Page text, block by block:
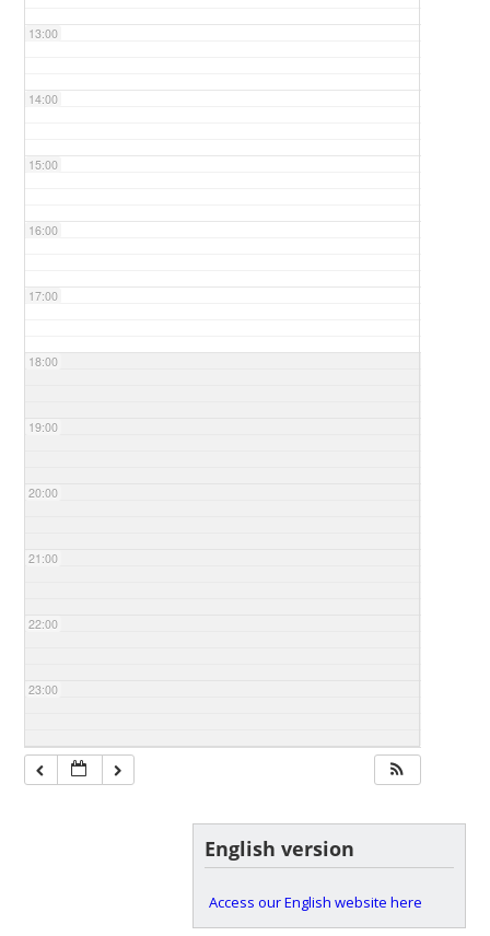
13:00
14:00
15:00
16:00
17:00
18:00
19:00
20:00
21:00
22:00
23:00
English version
Access our English website here